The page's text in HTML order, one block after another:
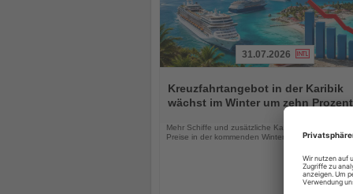
Sie
die
31.07.2026
Kreuzfahrtangebot in der Karibik
wächst im Winter um zehn Prozent
Mehr Schiffe und zusätzliche Kapazitäten könnten
Preise in der kommenden Wintersaison unter